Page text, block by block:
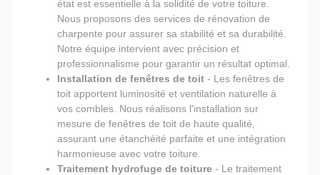
état est essentielle à la solidité de votre toiture.
Nous proposons des services de rénovation de
charpente pour assurer sa stabilité et sa durabilité.
Notre équipe intervient avec précision et
professionnalisme pour garantir un résultat optimal.
Installation de fenêtres de toit - Les fenêtres de
toit apportent luminosité et ventilation naturelle à
vos combles. Nous réalisons l'installation sur
mesure de fenêtres de toit de haute qualité,
assurant une étanchéité parfaite et une intégration
harmonieuse avec votre toiture.
Traitement hydrofuge de toiture - Le traitement